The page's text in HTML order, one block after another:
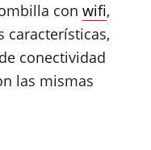
con wifi,
características,
conectividad
las mismas